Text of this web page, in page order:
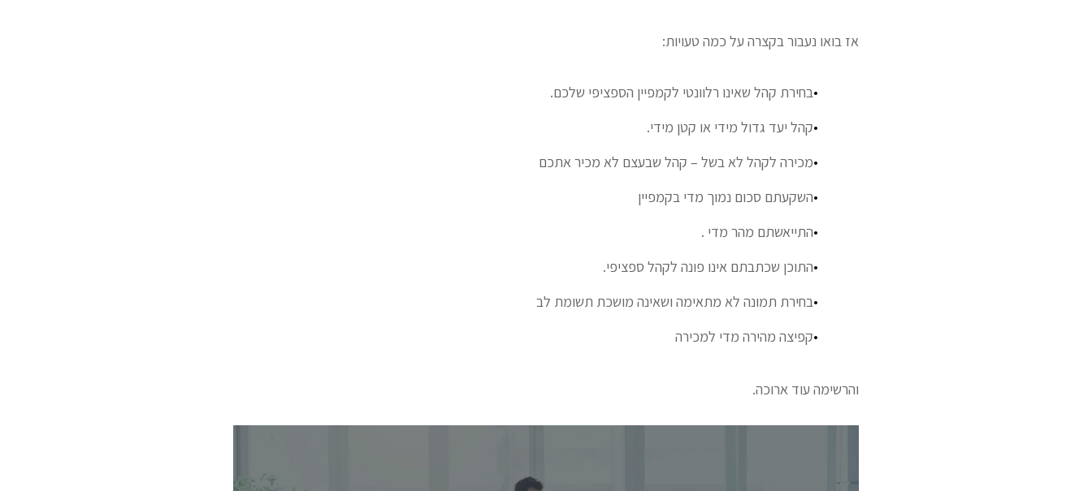
אז בואו נעבור בקצרה על כמה טעויות:
בחירת קהל שאינו רלוונטי לקמפיין הספציפי שלכם.
קהל יעד גדול מידי או קטן מידי.
מכירה לקהל לא בשל – קהל שבעצם לא מכיר אתכם
השקעתם סכום נמוך מדי בקמפיין
התייאשתם מהר מדי .
התוכן שכתבתם אינו פונה לקהל ספציפי.
בחירת תמונה לא מתאימה ושאינה מושכת תשומת לב
קפיצה מהירה מדי למכירה
והרשימה עוד ארוכה.